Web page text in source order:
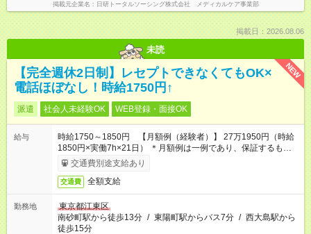
掲載元企業名 日研トータルソーシング株式会社 メディカルケア事業部
掲載日：2026.08.06
未読
NEW
【完全週休2日制】レセプトできなくてもOK×
電話ほぼなし！時給1750円↑
派遣 社会人未経験OK WEB登録・面接OK
給与
時給1750～1850円 【月額例（経験者）】 27万1950円（時給
1850円×実働7h×21日） ＊月額例は一例であり、保証するもの
ではありません。
交通費別途支給あり
交通費 全額支給
勤務地
東京都江東区
南砂町駅から徒歩13分 / 東陽町駅からバス7分 / 西大島駅から
徒歩15分